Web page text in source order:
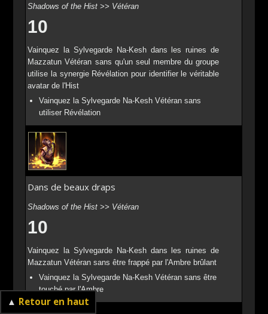
▲ Retour en haut
Shadows of the Hist >> Vétéran
10
Vainquez la Sylvegarde Na-Kesh dans les ruines de
Mazzatun Vétéran sans qu'un seul membre du groupe
utilise la synergie Révélation pour identifier le véritable
avatar de l'Hist
Vainquez la Sylvegarde Na-Kesh Vétéran sans
utiliser Révélation
Dans de beaux draps
Shadows of the Hist >> Vétéran
10
Vainquez la Sylvegarde Na-Kesh dans les ruines de
Mazzatun Vétéran sans être frappé par l'Ambre brûlant
Vainquez la Sylvegarde Na-Kesh Vétéran sans être
touché par l'Ambre